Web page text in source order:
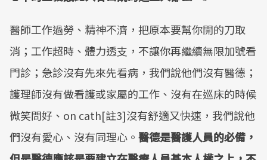
醫師工作過勞、精神不濟，把原本要幫你開的刀取
消；工作超時、體力透支，不讓你再繼續無限加號看
門診；急診沒有先來先看病，我們說他們沒有醫德；
護理師沒有做看護或家屬的工作、沒有在巡床的時候
微笑問好、on cath[註3]沒有舒適又快速，我們說他
們沒有愛心、沒有同理心。 醫德是醫護人員的必備，